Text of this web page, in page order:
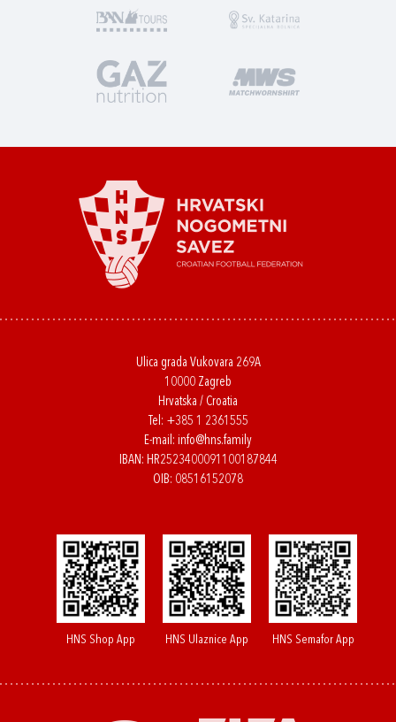
Ulica grada Vukovara 269A
10000 Zagreb
Hrvatska / Croatia
Tel: +385 1 2361555
E-mail: info@hns.family
IBAN: HR2523400091100187844
OIB: 08516152078
HNS Shop App HNS Ulaznice App HNS Semafor App